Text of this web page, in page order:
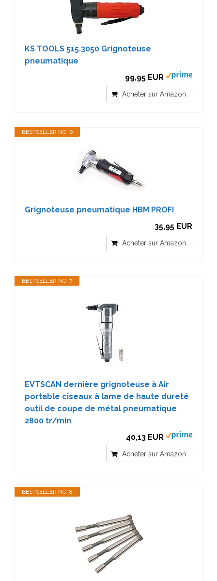
KS TOOLS 515.3050 Grignoteuse
pneumatique
99,95 EUR
Acheter sur Amazon
BESTSELLER NO. 6
Grignoteuse pneumatique HBM PROFI
35,95 EUR
Acheter sur Amazon
BESTSELLER NO. 7
EVTSCAN dernière grignoteuse à Air
portable ciseaux à lame de haute dureté
outil de coupe de métal pneumatique
2800 tr/min
40,13 EUR
Acheter sur Amazon
BESTSELLER NO. 8